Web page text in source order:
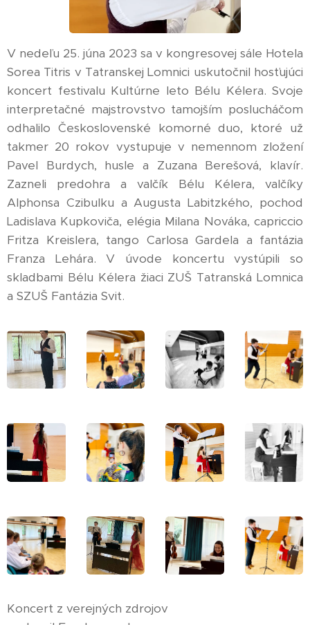
V nedeľu 25. júna 2023 sa v kongresovej sále Hotela
Sorea Titris v Tatranskej Lomnici uskutočnil hosťujúci
koncert festivalu Kultúrne leto Bélu Kélera. Svoje
interpretačné majstrovstvo tamojším poslucháčom
odhalilo Československé komorné duo, ktoré už
takmer 20 rokov vystupuje v nemennom zložení
Pavel Burdych, husle a Zuzana Berešová, klavír.
Zazneli predohra a valčík Bélu Kélera, valčíky
Alphonsa Czibulku a Augusta Labitzkého, pochod
Ladislava Kupkoviča, elégia Milana Nováka, capriccio
Fritza Kreislera, tango Carlosa Gardela a fantázia
Franza Lehára. V úvode koncertu vystúpili so
skladbami Bélu Kélera žiaci ZUŠ Tatranská Lomnica
a SZUŠ Fantázia Svit.
Koncert z verejných zdrojov